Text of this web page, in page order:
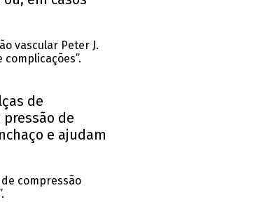
vascular Peter J.
de
de
e ajudam
compressão